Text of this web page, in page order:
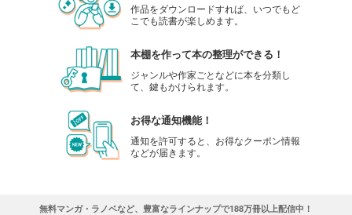
作品をダウンロードすれば、いつでもど
こでも読書が楽しめます。
本棚を作って本の整理ができる！
ジャンルや作家ごとなどに本を分類し
て、鍵もかけられます。
お得な通知機能！
通知を許可すると、お得なクーポン情報
などが届きます。
無料マンガ・ラノベなど、豊富なラインナップで188万冊以上配信中！